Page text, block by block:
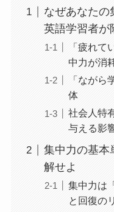
なぜあなたの
英語学習者が
「疲れ
中力が消
「ながら
体
社会人特
与える影
集中力の基本
解せよ
集中力は
と回復の